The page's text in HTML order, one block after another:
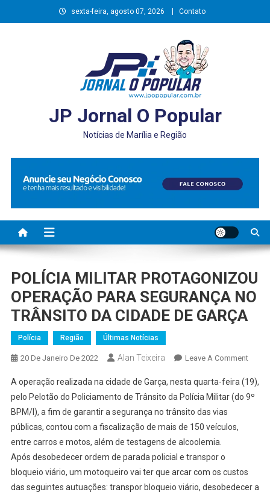
to
sexta-feira, agosto 07, 2026 Contato
JP Jornal O Popular
Notícias de Marília e Região
POLÍCIA MILITAR PROTAGONIZOU
OPERAÇÃO PARA SEGURANÇA NO
TRÂNSITO DA CIDADE DE GARÇA
Polícia Região Últimas Notícias
20 De Janeiro De 2022 Alan Teixeira Leave A CommentOn
A operação realizada na cidade de Garça, nesta quarta-feira (19),
pelo Pelotão do Policiamento de Trânsito da Polícia Militar (do 9º
BPM/I), a fim de garantir a segurança no trânsito das vias
públicas, contou com a fiscalização de mais de 150 veículos,
entre carros e motos, além de testagens de alcoolemia.
Após desobedecer ordem de parada policial e transpor o
bloqueio viário, um motoqueiro vai ter que arcar com os custos
das seguintes autuações: transpor bloqueio viário, desobedecer a